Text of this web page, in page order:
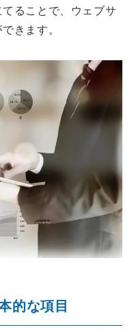
ることで、ウェブサ
きます。
的な項目